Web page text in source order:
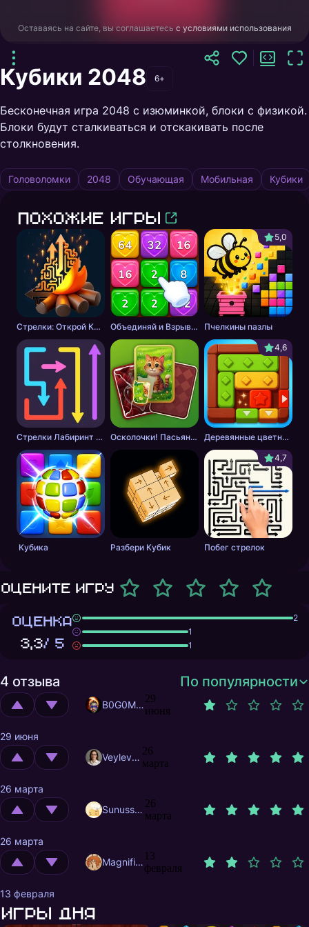
Оставаясь на сайте, вы соглашаетесьс условиями использования
Кубики 2048 6+
Бесконечная игра 2048 с изюминкой, блоки с физикой.
Блоки будут сталкиваться и отскакивать после
столкновения.
Головоломки 2048 Обучающая Мобильная Кубики
Похожие игры
Стрелки: Открой Картинку Объединяй и Взрывай + 2048
5,0
Пчелкины пазлы
Стрелки Лабиринт - Цветной путь Осколочки! Пасьянс Собери картинки
4,6
Деревянные цветные блоки
Кубика Разбери Кубик
4,7
Побег стрелок
Оцените игру
ОЦЕНКА
3,3/ 5
2
1
1
4 отзыва По популярности
B0G0M0L
29
июня
29 июня
Veylevas
26
марта
26 марта
Sunusstex
26
марта
26 марта
MagnificentMrFox
13
февраля
13 февраля
Игры дня